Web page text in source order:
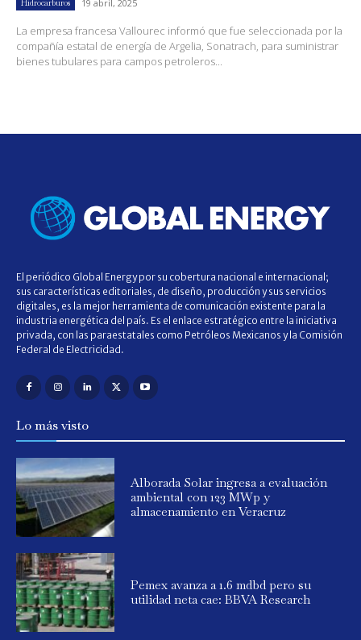
Hidrocarburos 19 abril, 2025
La empresa francesa Vallourec informó que fue seleccionada por la
compañía estatal de energía de Argelia, Sonatrach, para suministrar
bienes tubulares para campos petroleros...
El periódico Global Energy por su cobertura nacional e internacional;
sus características editoriales, de diseño, producción y sus servicios
digitales, es la mejor herramienta de comunicación existente para la
industria energética del país. Es el enlace estratégico entre la iniciativa
privada, con las paraestatales como Petróleos Mexicanos y la Comisión
Federal de Electricidad.
Lo más visto
Alborada Solar ingresa a evaluación
ambiental con 123 MWp y
almacenamiento en Veracruz
Pemex avanza a 1.6 mdbd pero su
utilidad neta cae: BBVA Research